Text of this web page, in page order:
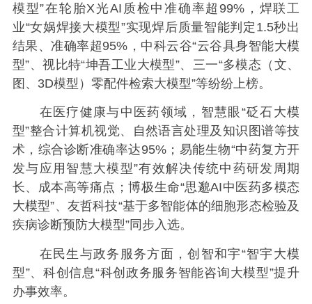
模型”在轮胎X光AI质检中准确率超99%，焊联工
业“女娲焊接大模型”实现焊后质量智能判定1.5秒出
结果、准确率超95%，中科云谷“云谷具身智能大模
型”、视比特“坤吾工业大模型”、三一“多模态（文、
图、3D模型）零配件检索大模型”等纷纷上榜。
在医疗健康与中医药领域，智慧眼“砭石大模
型”整合计算机视觉、自然语言处理及知识图谱等技
术，综合诊断准确率达95%；易能生物“中药复方开
发与应用智慧大模型”有效解决传统中药研发周期
长、成本高等痛点；博极生命“思邈AI中医药多模态
大模型”、友哲科技“基于多智能体的细胞形态检验及
疾病诊断预防大模型”同步入选。
在民生与政务服务方面，创智和宇“智宇大模
型”、科创信息“科创政务服务智能咨询大模型”提升
办事效率。